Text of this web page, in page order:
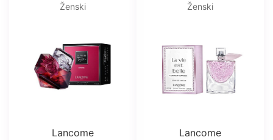
Ženski
Lancome
Ženski
Lancome